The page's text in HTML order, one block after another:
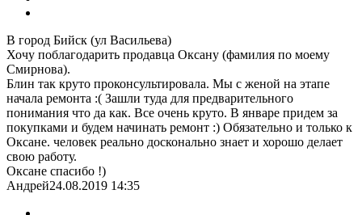
В город Бийск (ул Васильева)
Хочу поблагодарить продавца Оксану (фамилия по моему
Смирнова).
Блин так круто проконсультировала. Мы с женой на этапе
начала ремонта :( Зашли туда для предварительного
понимания что да как. Все очень круто. В январе придем за
покупками и будем начинать ремонт :) Обязательно и только к
Оксане. человек реально досконально знает и хорошо делает
свою работу.
Оксане спасибо !)
Андрей24.08.2019 14:35